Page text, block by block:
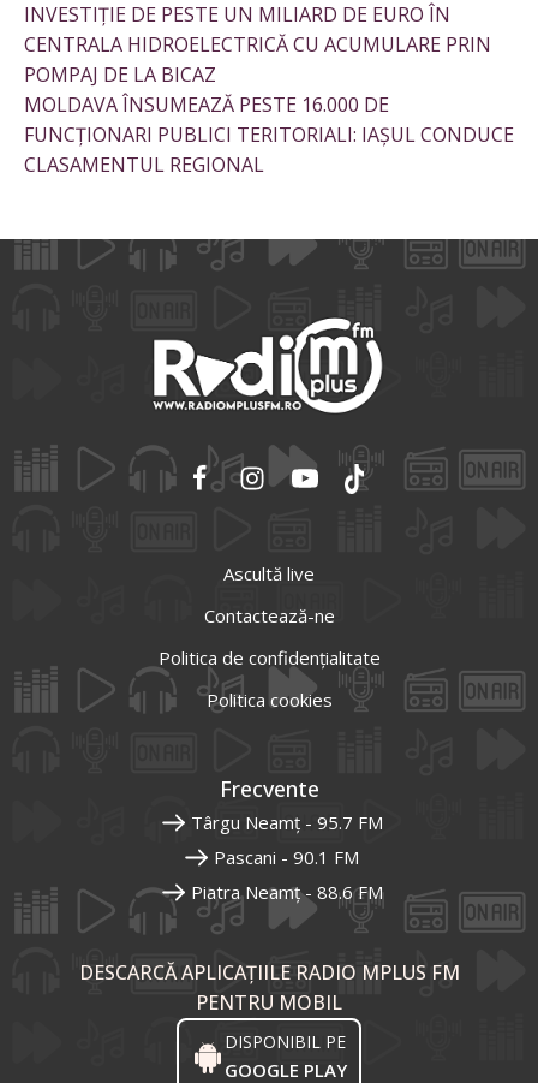
INVESTIȚIE DE PESTE UN MILIARD DE EURO ÎN
CENTRALA HIDROELECTRICĂ CU ACUMULARE PRIN
POMPAJ DE LA BICAZ
MOLDAVA ÎNSUMEAZĂ PESTE 16.000 DE
FUNCȚIONARI PUBLICI TERITORIALI: IAȘUL CONDUCE
CLASAMENTUL REGIONAL
Ascultă live
Contactează-ne
Politica de confidențialitate
Politica cookies
Frecvente
Târgu Neamț - 95.7 FM
Pascani - 90.1 FM
Piatra Neamț - 88.6 FM
DESCARCĂ APLICAȚIILE RADIO MPLUS FM
PENTRU MOBIL
DISPONIBIL PE
GOOGLE PLAY